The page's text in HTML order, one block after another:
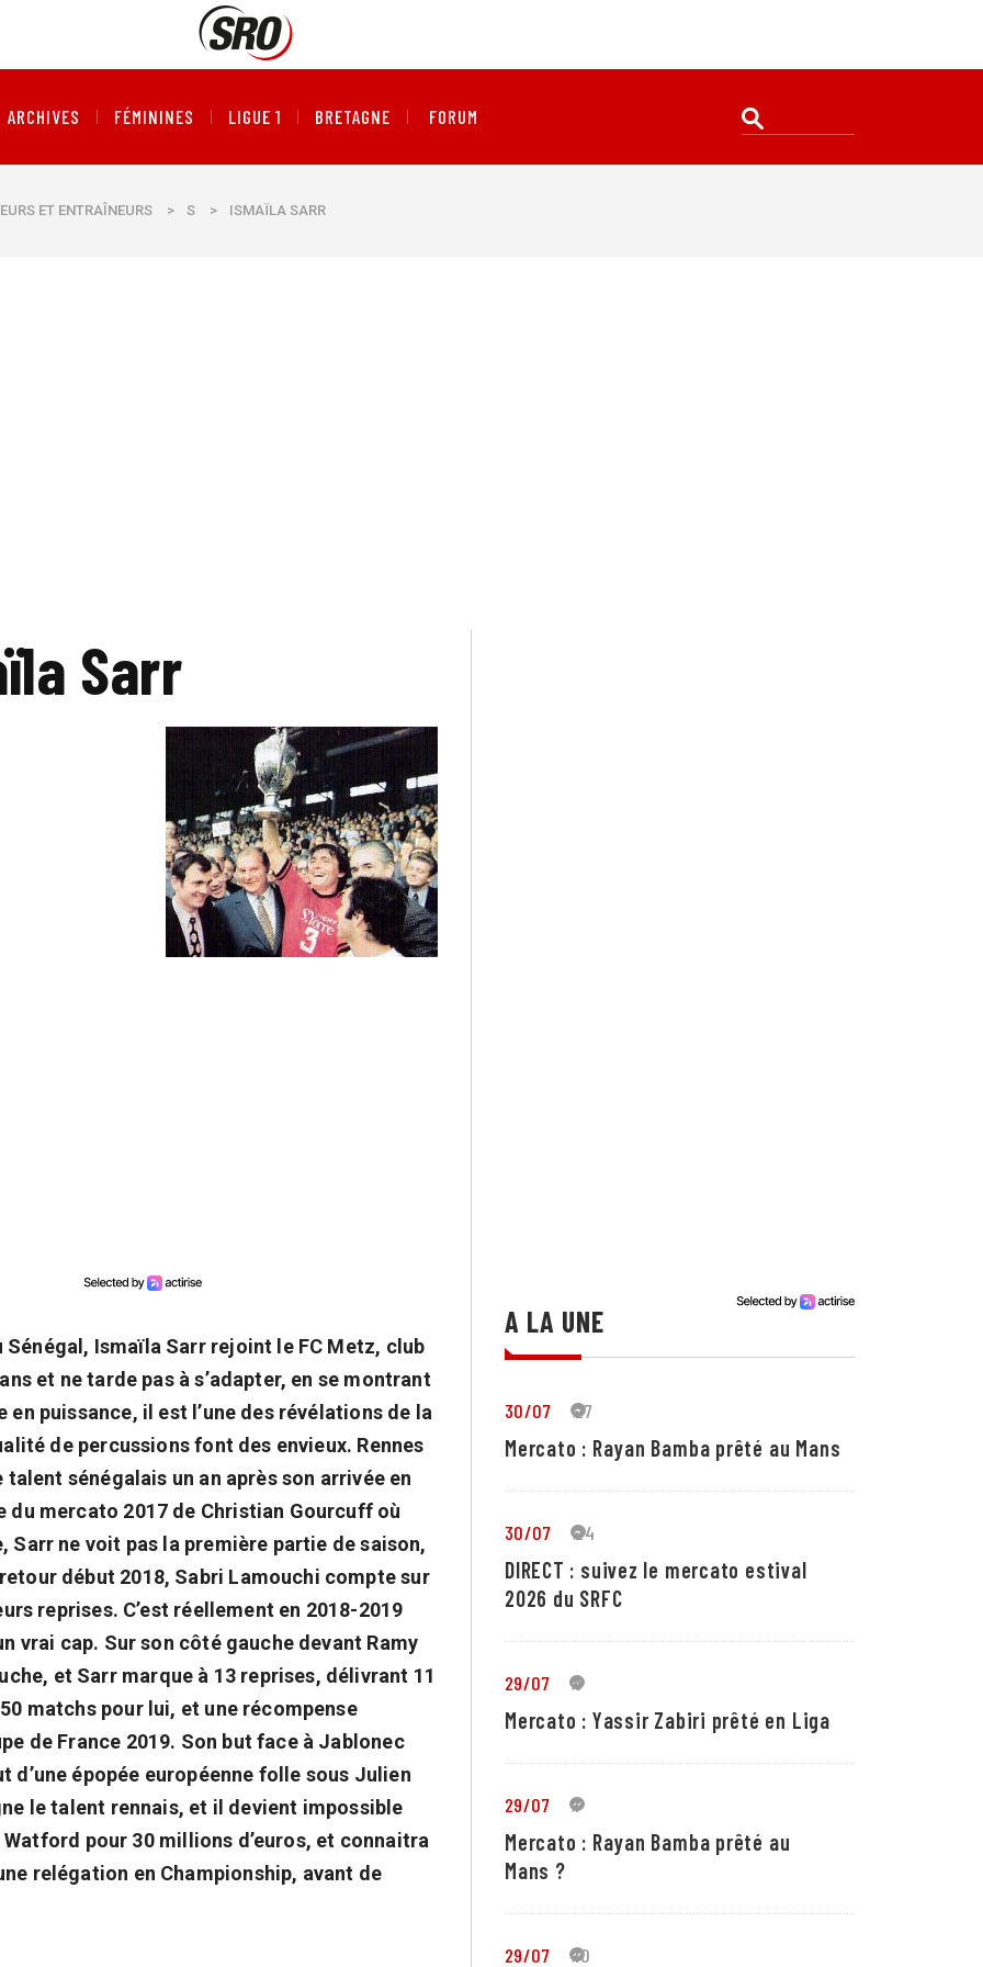
ARCHIVES FÉMININES LIGUE 1 BRETAGNE FORUM
ET ENTRAÎNEURS > S > ISMAÏLA SARR
Sarr
Sénégal, Ismaïla Sarr rejoint le FC Metz, club
et ne tarde pas à s’adapter, en se montrant
puissance, il est l’une des révélations de la
de percussions font des envieux. Rennes
sénégalais un an après son arrivée en
du mercato 2017 de Christian Gourcuff où
ne voit pas la première partie de saison,
début 2018, Sabri Lamouchi compte sur
reprises. C’est réellement en 2018-2019
vrai cap. Sur son côté gauche devant Ramy
et Sarr marque à 13 reprises, délivrant 11
matchs pour lui, et une récompense
de France 2019. Son but face à Jablonec
d’une épopée européenne folle sous Julien
le talent rennais, et il devient impossible
pour 30 millions d’euros, et connaitra
relégation en Championship, avant de
A LA UNE
30/07 27
Mercato : Rayan Bamba prêté au Mans
30/07 24
DIRECT : suivez le mercato estival
2026 du SRFC
29/07 5
Mercato : Yassir Zabiri prêté en Liga
29/07 1
Mercato : Rayan Bamba prêté au
Mans ?
29/07 10